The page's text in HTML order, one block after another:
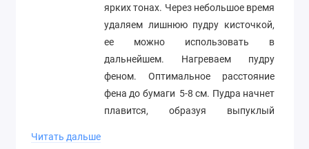
ярких тонах. Через небольшое время
удаляем лишнюю пудру кисточкой,
ее можно использовать в
дальнейшем. Нагреваем пудру
феном. Оптимальное расстояние
фена до бумаги 5-8 см. Пудра начнет
плавится, образуя выпуклый
Читать дальше